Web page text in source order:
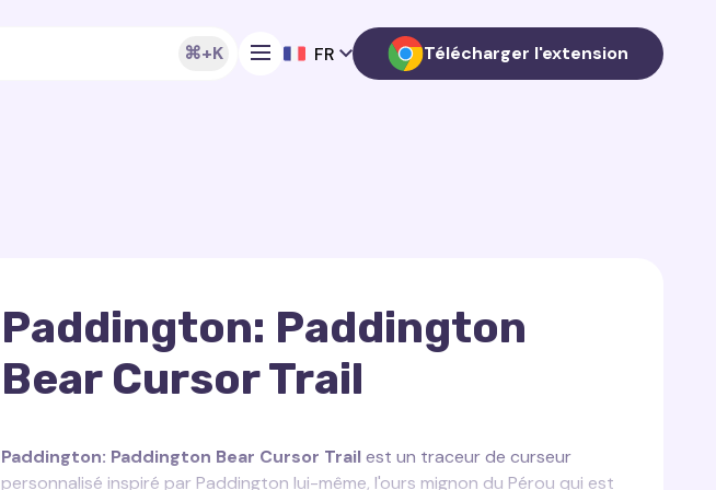
⌘+K FR Télécharger l'extension
Paddington: Paddington
Bear Cursor Trail
Paddington: Paddington Bear Cursor Trailest un traceur de curseur
personnalisé inspiré par Paddington lui-même, l'ours mignon du Pérou qui est